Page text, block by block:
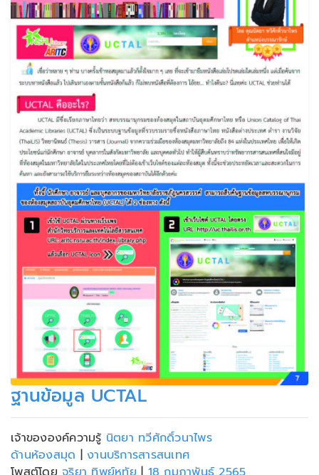
ฐานข้อมูล UCTAL
เจ้าขององค์ความรู้ นิตยา ทวีศักดิ์วนาไพร
ด้านห้องสมุด | งานบริการสารสนเทศ